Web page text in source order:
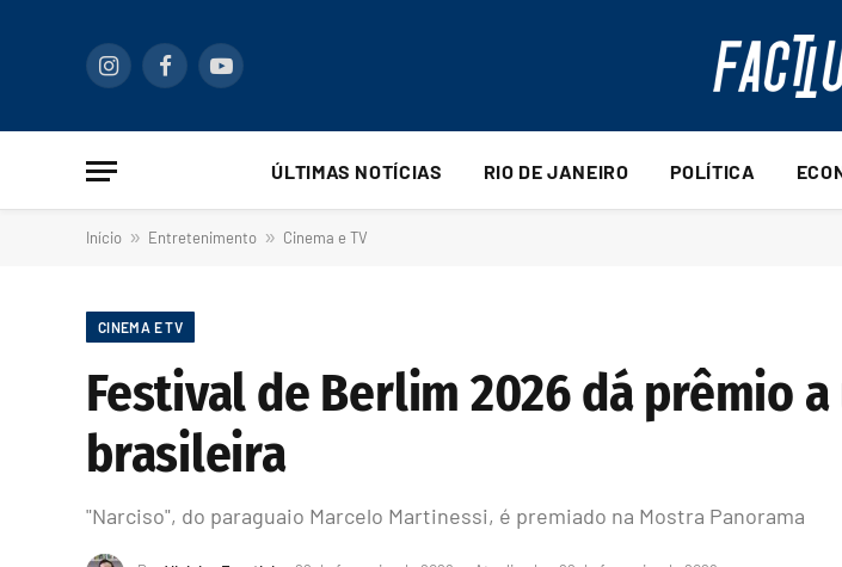
InstagramFacebookYouTube
ÚLTIMAS NOTÍCIAS RIO DE JANEIRO POLÍTICA
Início » Entretenimento » Cinema e TV
CINEMA E TV
Festival de Berlim 2026 dá prêmio
brasileira
"Narciso", do paraguaio Marcelo Martinessi, é premiado na Mostra Panorama